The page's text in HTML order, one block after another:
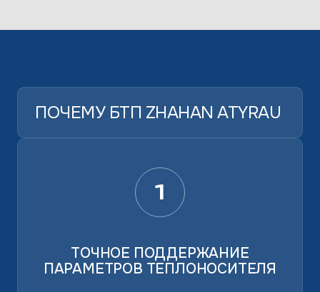
ПОЧЕМУ БТП ZHAHAN ATYRAU
1
ТОЧНОЕ ПОДДЕРЖАНИЕ
ПАРАМЕТРОВ ТЕПЛОНОСИТЕЛЯ